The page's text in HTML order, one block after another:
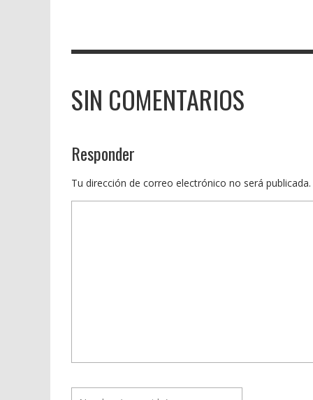
SIN COMENTARIOS
Responder
Tu dirección de correo electrónico no será publicada.